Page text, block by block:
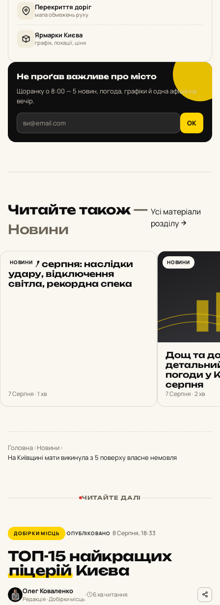
Перекриття доріг
мапа обмежень руху
Ярмарки Києва
графік, локації, ціни
Не проґав важливе про місто
Щоранку о 8:00 — 5 новин, погода, графіки й одна афіша на
вечір.
OK
Читайте також—
Новини
Усі матеріали
розділу
НОВИНИ
Київ 7 серпня: наслідки
удару, відключення
світла, рекордна спека
7 Серпня · 1 хв
НОВИНИ
Дощ та до
погоди у
серпня
7 Серпня · 2 хв
Головна›Новини›
На Київщині мати викинула з 5 поверху власне немовля
ЧИТАЙТЕ ДАЛІ
ДОБІРКИ МІСЦЬ ОПУБЛІКОВАНО 8 Серпня, 18:33
ТОП-15 найкращих
піцерійКиєва
Олег Коваленко
Редакція · Добірки місць
6 хв читання